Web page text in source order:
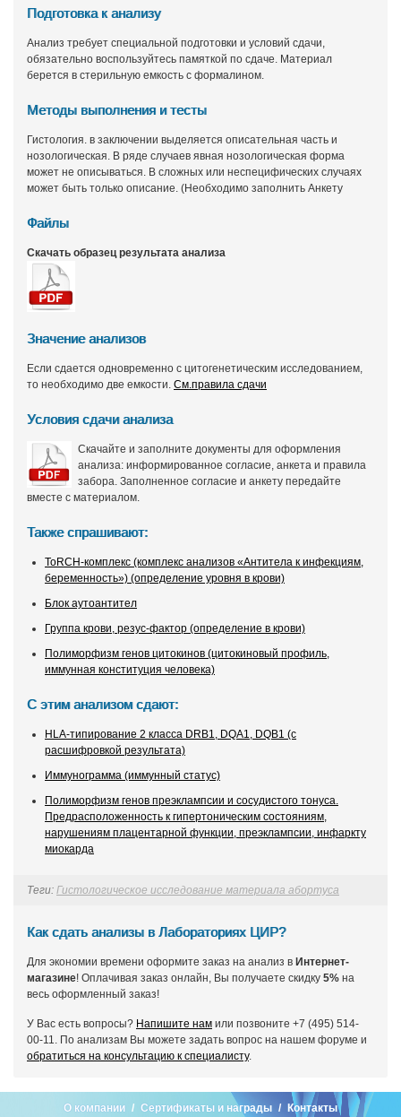
Подготовка к анализу
Анализ требует специальной подготовки и условий сдачи,
обязательно воспользуйтесь памяткой по сдаче. Материал
берется в стерильную емкость с формалином.
Методы выполнения и тесты
Гистология. в заключении выделяется описательная часть и
нозологическая. В ряде случаев явная нозологическая форма
может не описываться. В сложных или неспецифических случаях
может быть только описание. (Необходимо заполнить Анкету
Файлы
Скачать образец результата анализа
Значение анализов
Если сдается одновременно с цитогенетическим исследованием,
то необходимо две емкости. См.правила сдачи
Условия сдачи анализа
Скачайте и заполните документы для оформления
анализа: информированное согласие, анкета и правила
забора. Заполненное согласие и анкету передайте
вместе с материалом.
Также спрашивают:
ToRCH-комплекс (комплекс анализов «Антитела к инфекциям,
беременность») (определение уровня в крови)
Блок аутоантител
Группа крови, резус-фактор (определение в крови)
Полиморфизм генов цитокинов (цитокиновый профиль,
иммунная конституция человека)
С этим анализом сдают:
HLA-типирование 2 класса DRB1, DQA1, DQB1 (с
расшифровкой результата)
Иммунограмма (иммунный статус)
Полиморфизм генов преэклампсии и сосудистого тонуса.
Предрасположенность к гипертоническим состояниям,
нарушениям плацентарной функции, преэклампсии, инфаркту
миокарда
Теги: Гистологическое исследование материала абортуса
Как сдать анализы в Лабораториях ЦИР?
Для экономии времени оформите заказ на анализ в Интернет-
магазине! Оплачивая заказ онлайн, Вы получаете скидку 5% на
весь оформленный заказ!
У Вас есть вопросы? Напишите нам или позвоните +7 (495) 514-
00-11. По анализам Вы можете задать вопрос на нашем форуме и
обратиться на консультацию к специалисту.
О компании Сертификаты и награды Контакты